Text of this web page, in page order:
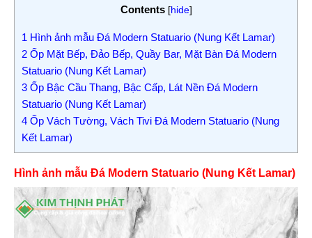
Contents [hide]
1 Hình ảnh mẫu Đá Modern Statuario (Nung Kết Lamar)
2 Ốp Mặt Bếp, Đảo Bếp, Quầy Bar, Mặt Bàn Đá Modern
Statuario (Nung Kết Lamar)
3 Ốp Bậc Cầu Thang, Bậc Cấp, Lát Nền Đá Modern
Statuario (Nung Kết Lamar)
4 Ốp Vách Tường, Vách Tivi Đá Modern Statuario (Nung
Kết Lamar)
Hình ảnh mẫu Đá Modern Statuario (Nung Kết Lamar)